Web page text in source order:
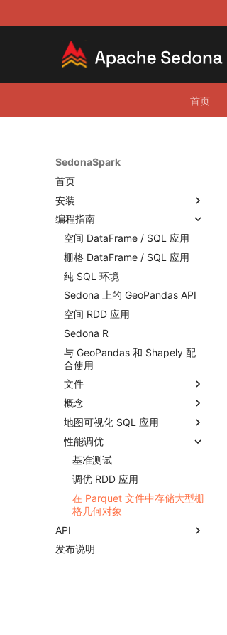
首页
SedonaSpark
首页
安装
概述
模块
语言封装
Maven Central 坐标
在 Docker 中使用 Sedona
在本地 Spark 集群中安装
Sedona
安装 Sedona Scala/Java
安装 Sedona Python
安装 Sedona R
安装 Sedona-Zeppelin
手动搭建 Spark 集群
云平台
在 Wherobots 上安装
在 Databricks 上安装
在 AWS EMR 上安装
在 AWS Glue 上安装
在 Microsoft Fabric 上安装
在 Azure Synapse Analytics
上安装
编程指南
空间 DataFrame / SQL 应用
栅格 DataFrame / SQL 应用
纯 SQL 环境
Sedona 上的 GeoPandas API
空间 RDD 应用
Sedona R
与 GeoPandas 和 Shapely 配
合使用
文件
CSV
GeoPackage
GeoParquet
GeoJSON
Shapefiles
GeoTIFF metadata
NetCDF metadata
概念
空间连接
聚类算法
距离
地图可视化 SQL 应用
Scala/Java
使用 Apache Zeppelin
案例库
性能调优
基准测试
调优 RDD 应用
在 Parquet 文件中存储大型栅
格几何对象
API
SQL
发布说明